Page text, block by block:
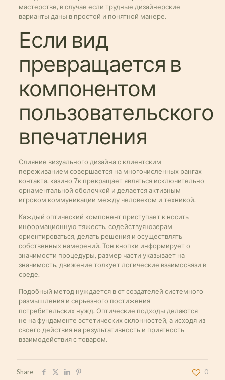
мастерстве, в случае если трудные дизайнерские
варианты даны в простой и понятной манере.
Если вид
превращается в
компонентом
пользовательского
впечатления
Слияние визуального дизайна с клиентским
переживанием совершается на многочисленных рангах
контакта. казино 7к прекращает являться исключительно
орнаментальной оболочкой и делается активным
игроком коммуникации между человеком и техникой.
Каждый оптический компонент приступает к носить
информационную тяжесть, содействуя юзерам
ориентироваться, делать решения и осуществлять
собственных намерений. Тон кнопки информирует о
значимости процедуры, размер части указывает на
значимость, движение толкует логические взаимосвязи в
среде.
Подобный метод нуждается в от создателей системного
размышления и серьезного постижения
потребительских нужд. Оптические подходы делаются
не на фундаменте эстетических склонностей, а исходя из
своего действия на результативность и приятность
взаимодействия с товаром.
Share 0